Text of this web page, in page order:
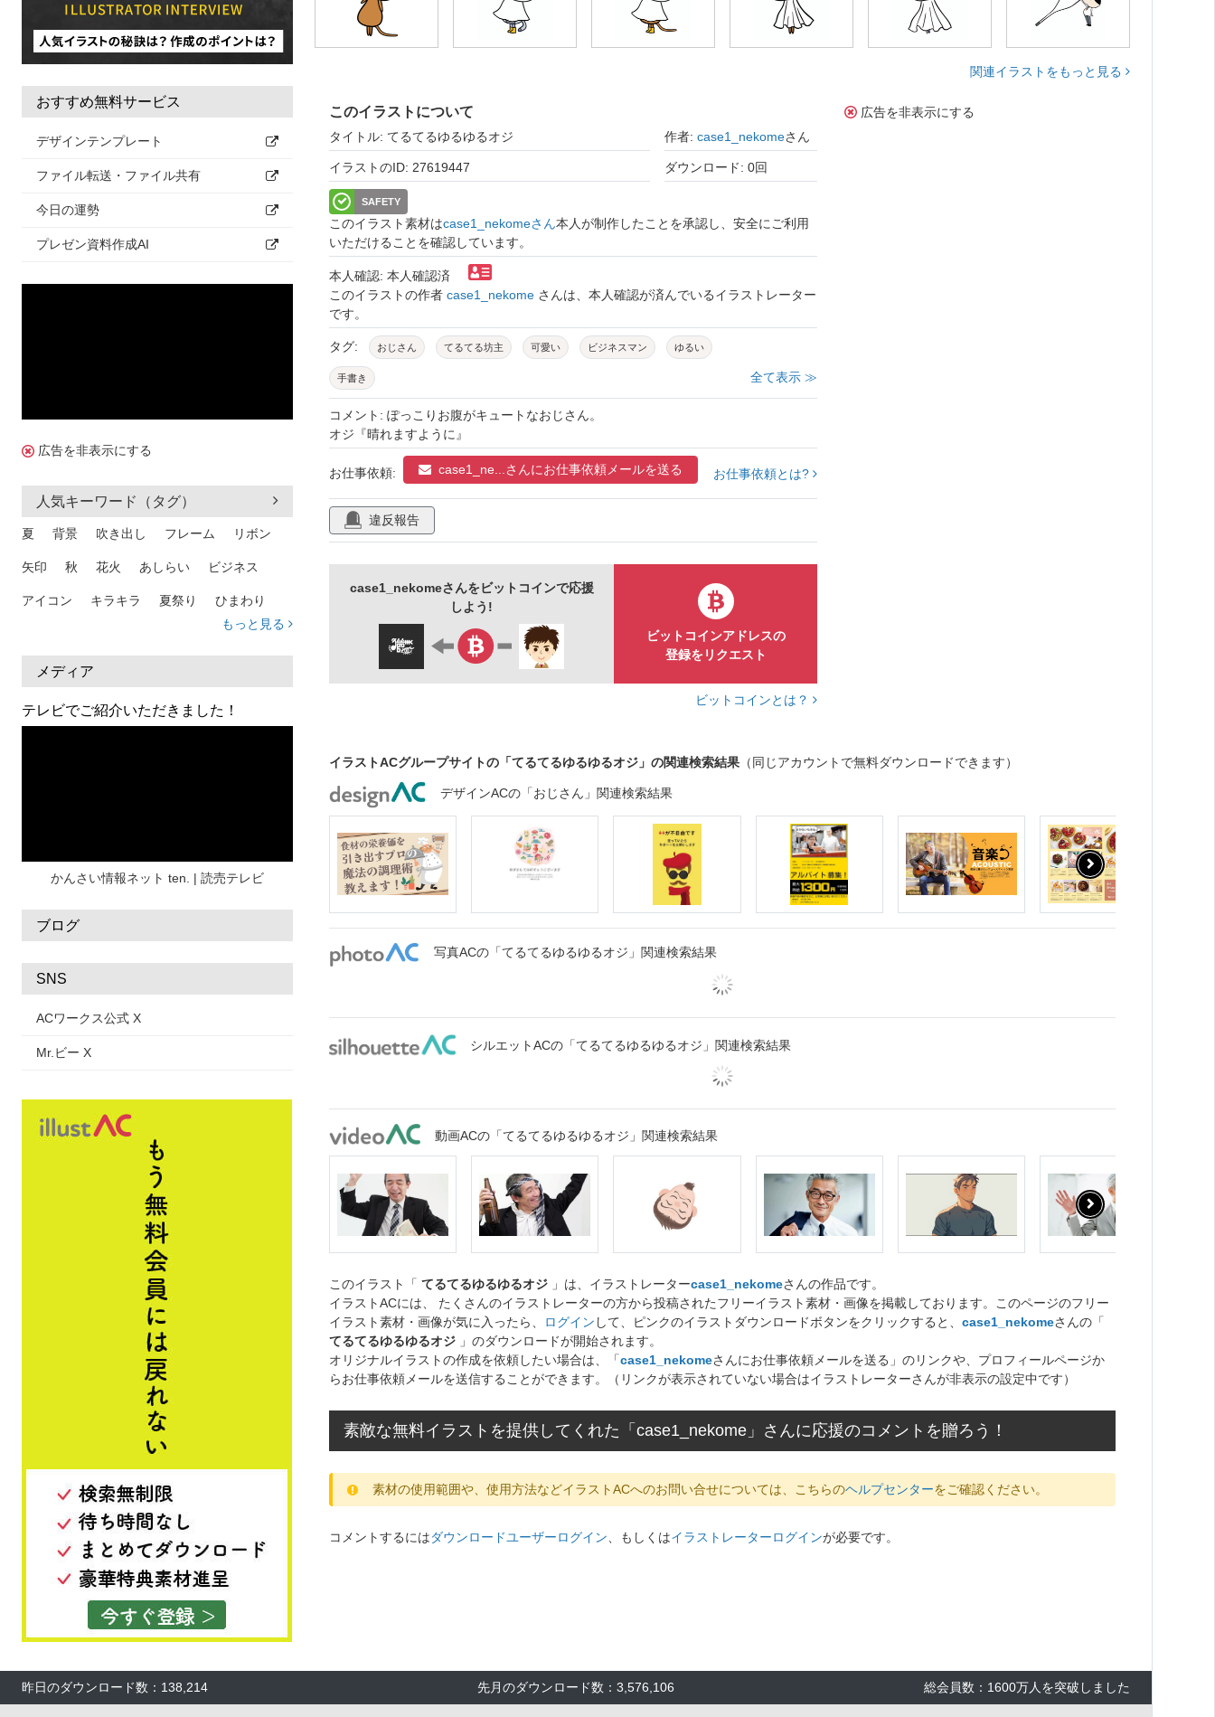
おすすめ無料サービス
デザインテンプレート
ファイル転送・ファイル共有
今日の運勢
プレゼン資料作成AI
広告を非表示にする
人気キーワード（タグ）
夏 背景 吹き出し フレーム リボン
矢印 秋 花火 あしらい ビジネス
アイコン キラキラ 夏祭り ひまわり
熱中症
人物 暑中見舞い
日本地図 海
もっと見る
メディア
テレビでご紹介いただきました！
かんさい情報ネット ten. | 読売テレビ
ブログ
SNS
ACワークス公式 X
Mr.ビー X
関連イラストをもっと見る
このイラストについて
タイトル: てるてるゆるゆるオジ 作者: case1_nekomeさん
イラストのID: 27619447 ダウンロード: 0回
SAFETY
このイラスト素材はcase1_nekomeさん本人が制作したことを承認し、安全にご利用
いただけることを確認しています。
本人確認: 本人確認済
このイラストの作者 case1_nekome さんは、本人確認が済んでいるイラストレーター
です。
タグ: おじさん てるてる坊主 可愛い ビジネスマン ゆるい
手書き 全て表示 ≫
コメント: ぽっこりお腹がキュートなおじさん。
オジ『晴れますように』
お仕事依頼: case1_ne...さんにお仕事依頼メールを送る お仕事依頼とは?
違反報告
case1_nekomeさんをビットコインで応援
しよう!
ビットコインアドレスの
登録をリクエスト
ビットコインとは？
広告を非表示にする
イラストACグループサイトの「てるてるゆるゆるオジ」の関連検索結果 （同じアカウントで無料ダウンロードできます）
デザインACの「おじさん」関連検索結果
写真ACの「てるてるゆるゆるオジ」関連検索結果
シルエットACの「てるてるゆるゆるオジ」関連検索結果
動画ACの「てるてるゆるゆるオジ」関連検索結果
このイラスト「 てるてるゆるゆるオジ 」は、イラストレーターcase1_nekomeさんの作品です。
イラストACには、 たくさんのイラストレーターの方から投稿されたフリーイラスト素材・画像を掲載しております。このページのフリー
イラスト素材・画像が気に入ったら、
ログイン して、ピンクのイラストダウンロードボタンをクリックすると、 case1_nekomeさんの「
てるてるゆるゆるオジ 」のダウンロードが開始されます。
オリジナルイラストの作成を依頼したい場合は、「case1_nekomeさんにお仕事依頼メールを送る」のリンクや、プロフィールページか
らお仕事依頼メールを送信することができます。（リンクが表示されていない場合はイラストレーターさんが非表示の設定中です）
素敵な無料イラストを提供してくれた「case1_nekome」さんに応援のコメントを贈ろう！
素材の使用範囲や、使用方法などイラストACへのお問い合せについては、こちらのヘルプセンターをご確認ください。
コメントするにはダウンロードユーザーログイン、もしくはイラストレーターログインが必要です。
昨日のダウンロード数：138,214 先月のダウンロード数：3,576,106 総会員数：1600万人を突破しました